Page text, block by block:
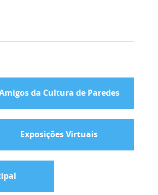
da Cultura de Paredes
Exposições Virtuais